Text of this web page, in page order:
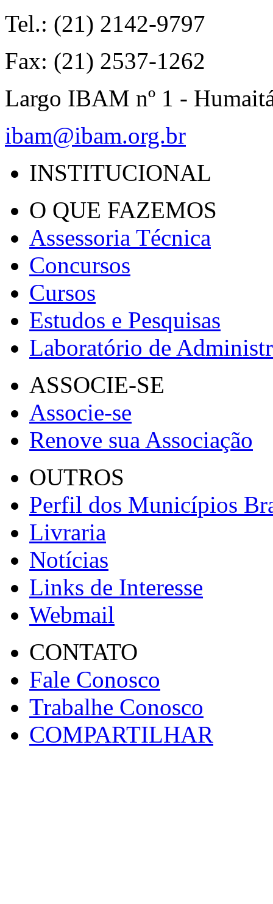
Tel.: (21) 2142-9797
Fax: (21) 2537-1262
Largo IBAM nº 1 -
ibam@ibam.org.br
INSTITUCIONAL
O QUE FAZEMOS
Assessoria Técnica
Concursos
Cursos
Estudos e Pesquisas
Laboratório de
ASSOCIE-SE
Associe-se
Renove sua Associação
OUTROS
Perfil dos Municípios
Livraria
Notícias
Links de Interesse
Webmail
CONTATO
Fale Conosco
Trabalhe Conosco
COMPARTILHAR